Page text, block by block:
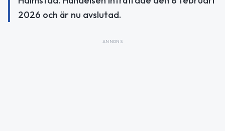
2026 och är nu avslutad.
ANNONS